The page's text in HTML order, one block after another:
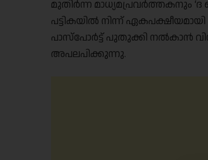
മുതിർന്ന മാധ്യമപ്രവർത്തകനും
പട്ടികയിൽ നിന്ന്
പാസ്‌പോർട്ട് പുതുക്കി നൽകാൻ
അപലപിക്കുന്നു.